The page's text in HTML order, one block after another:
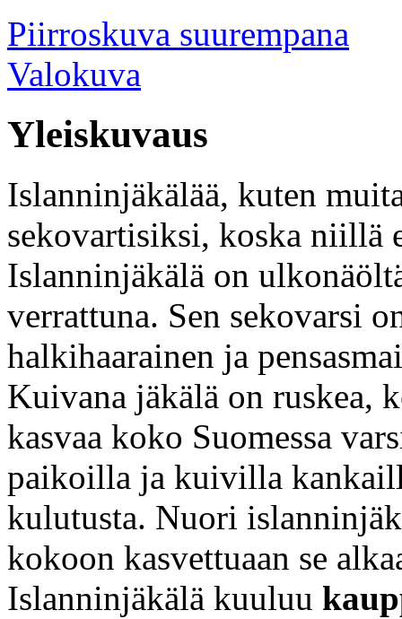
Piirroskuva suurempana
Valokuva
Yleiskuvaus
Islanninjäkälää, kuten
sekovartisiksi, koska niillä
Islanninjäkälä on
verrattuna. Sen sekovarsi
halkihaarainen ja
Kuivana jäkälä on ruskea,
kasvaa koko Suomessa
paikoilla ja kuivilla
kulutusta. Nuori
kokoon kasvettuaan se
Islanninjäkälä kuuluu